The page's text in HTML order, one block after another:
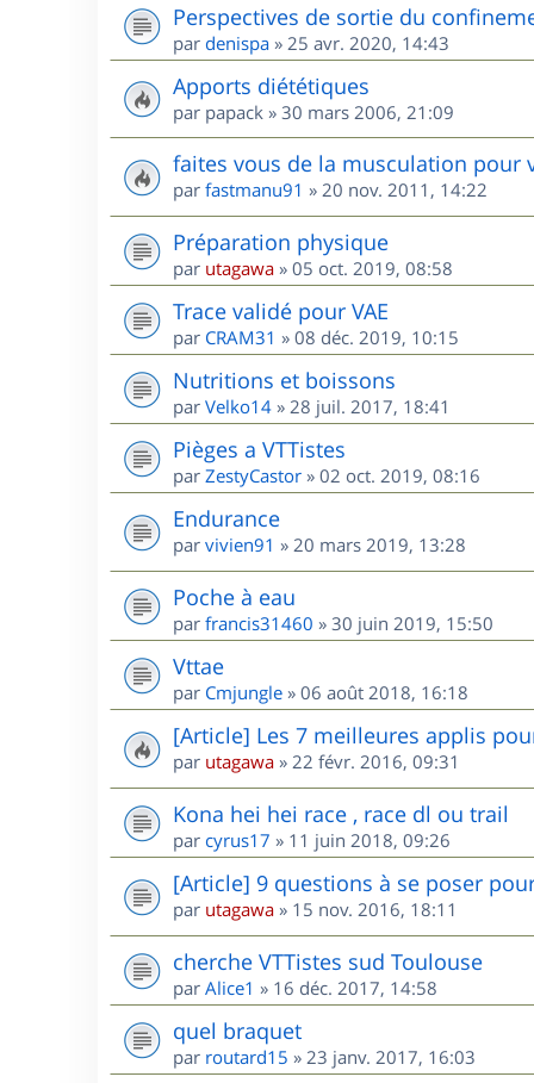
Perspectives de sortie du
par denispa » 25 avr. 2020, 14:43
Apports diététiques
par papack » 30 mars 2006, 21:09
faites vous de la musculation pour
par fastmanu91 » 20 nov. 2011, 14:22
Préparation physique
par utagawa » 05 oct. 2019, 08:58
Trace validé pour VAE
par CRAM31 » 08 déc. 2019, 10:15
Nutritions et boissons
par Velko14 » 28 juil. 2017, 18:41
Pièges a VTTistes
par ZestyCastor » 02 oct. 2019, 08:16
Endurance
par vivien91 » 20 mars 2019, 13:28
Poche à eau
par francis31460 » 30 juin 2019, 15:50
Vttae
par Cmjungle » 06 août 2018, 16:18
[Article] Les 7 meilleures applis
par utagawa » 22 févr. 2016, 09:31
Kona hei hei race , race dl ou trail
par cyrus17 » 11 juin 2018, 09:26
[Article] 9 questions à se poser
par utagawa » 15 nov. 2016, 18:11
cherche VTTistes sud Toulouse
par Alice1 » 16 déc. 2017, 14:58
quel braquet
par routard15 » 23 janv. 2017, 16:03